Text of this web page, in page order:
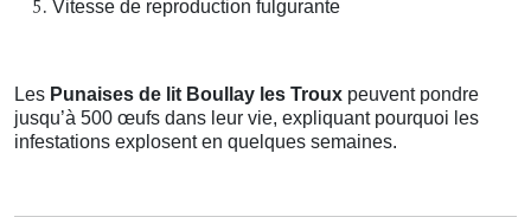
Vitesse de reproduction fulgurante
Les Punaises de lit Boullay les Troux peuvent pondre
jusqu’à 500 œufs dans leur vie, expliquant pourquoi les
infestations explosent en quelques semaines.